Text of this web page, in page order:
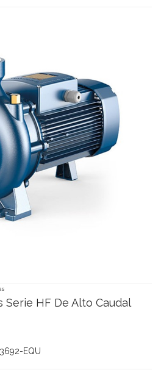
Serie HF De Alto Caudal
EQU